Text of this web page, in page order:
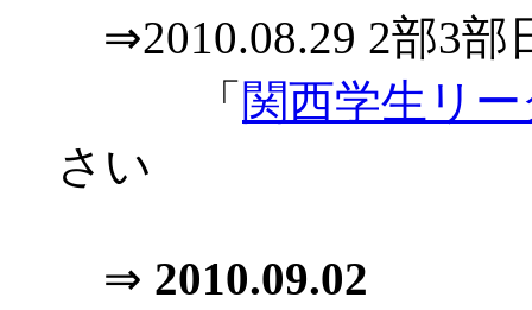
⇒2010.08.29 2部3
「 関西学生リ
さい
⇒ 2010.09.02